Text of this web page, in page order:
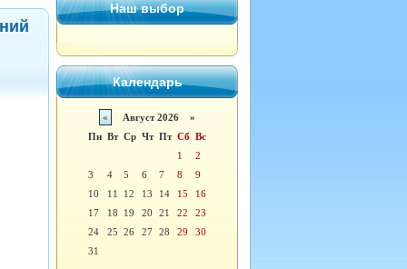
Наш выбор
Календарь
«
Август 2026 »
Пн Вт Ср Чт Пт Сб Вс
1
2
3
4 5 6 7 8
9
10
11 12 13 14 15
16
17
18 19 20 21 22
23
24
25 26 27 28 29
30
31